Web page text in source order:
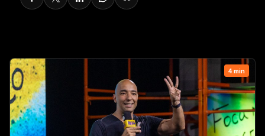
ESPECIALISTAS
BLOG
QUERO SER STAFF
ESCOLHER INGRESSO